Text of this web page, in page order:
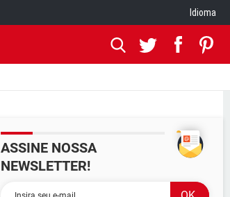
Idioma
ASSINE NOSSA
NEWSLETTER!